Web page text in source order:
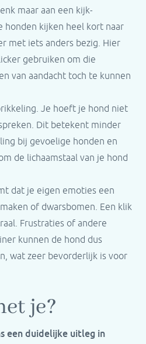
maar aan een kijk-
honden kijken heel kort naar
met iets anders bezig. Hier
gebruiken om die
van aandacht toch te kunnen
Je hoeft je hond niet
Dit betekent minder
bij gevoelige honden en
de lichaamstaal van je hond
dat je eigen emoties een
of dwarsbomen. Een klik
Frustraties of andere
kunnen de hond dus
wat zeer bevorderlijk is voor
je?
een duidelijke uitleg in